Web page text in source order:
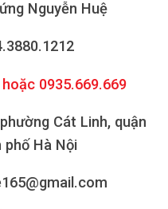
Nguyễn Huệ
0935.669.669
Cát Linh, quận
Hà Nội